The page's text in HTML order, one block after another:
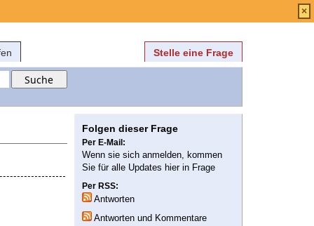
Stelle eine Frage
Folgen dieser Frage
Per E-Mail:
Wenn sie sich anmelden, kommen
Sie für alle Updates hier in Frage
Per RSS:
Antworten
Antworten und Kommentare
×